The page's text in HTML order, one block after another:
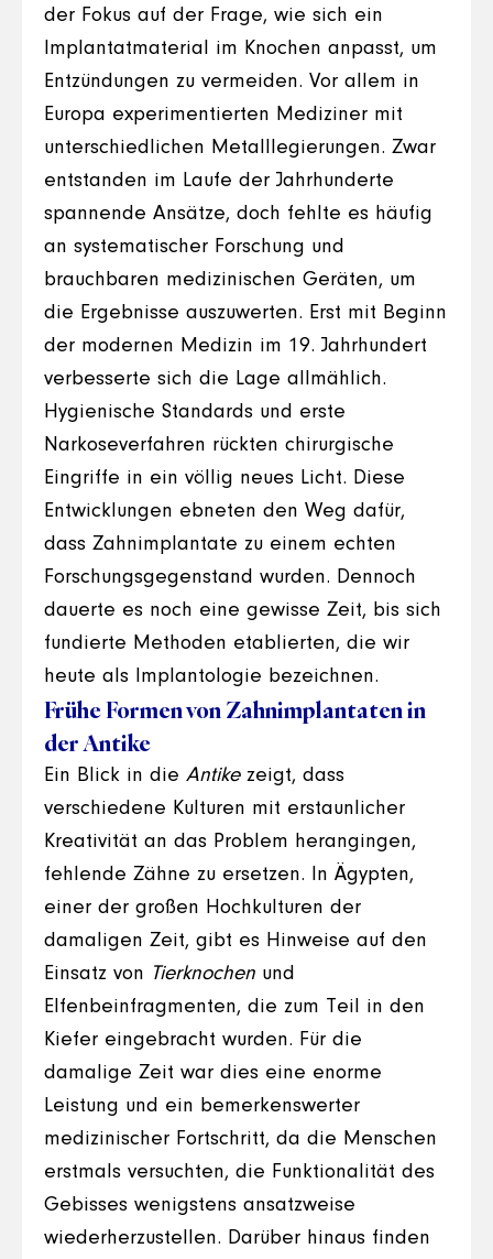
der Fokus auf der Frage, wie sich ein
Implantatmaterial im Knochen anpasst, um
Entzündungen zu vermeiden. Vor allem in
Europa experimentierten Mediziner mit
unterschiedlichen Metalllegierungen. Zwar
entstanden im Laufe der Jahrhunderte
spannende Ansätze, doch fehlte es häufig
an systematischer Forschung und
brauchbaren medizinischen Geräten, um
die Ergebnisse auszuwerten. Erst mit Beginn
der modernen Medizin im 19. Jahrhundert
verbesserte sich die Lage allmählich.
Hygienische Standards und erste
Narkoseverfahren rückten chirurgische
Eingriffe in ein völlig neues Licht. Diese
Entwicklungen ebneten den Weg dafür,
dass Zahnimplantate zu einem echten
Forschungsgegenstand wurden. Dennoch
dauerte es noch eine gewisse Zeit, bis sich
fundierte Methoden etablierten, die wir
heute als Implantologie bezeichnen.
Frühe Formen von Zahnimplantaten in
der Antike
Ein Blick in die Antikezeigt, dass
verschiedene Kulturen mit erstaunlicher
Kreativität an das Problem herangingen,
fehlende Zähne zu ersetzen. In Ägypten,
einer der großen Hochkulturen der
damaligen Zeit, gibt es Hinweise auf den
Einsatz von Tierknochen und
Elfenbeinfragmenten, die zum Teil in den
Kiefer eingebracht wurden. Für die
damalige Zeit war dies eine enorme
Leistung und ein bemerkenswerter
medizinischer Fortschritt, da die Menschen
erstmals versuchten, die Funktionalität des
Gebisses wenigstens ansatzweise
wiederherzustellen. Darüber hinaus finden